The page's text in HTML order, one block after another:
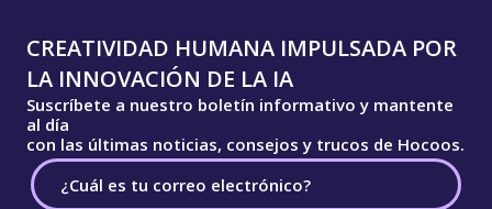
CREATIVIDAD HUMANA IMPULSADA POR
LA INNOVACIÓN DE LA IA
Suscríbete a nuestro boletín informativo y mantente
al día
con las últimas noticias, consejos y trucos de Hocoos.